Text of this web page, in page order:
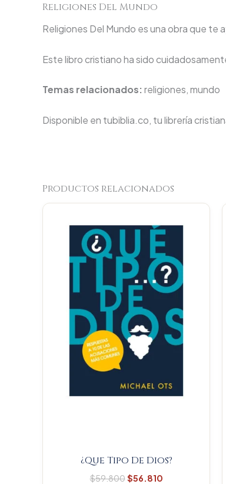
Religiones Del Mundo
Religiones Del Mundo es una obra que te
Este libro cristiano ha sido
Temas relacionados: religiones, mundo
Disponible en tubiblia.co, tu librería
Productos relacionados
¿Que Tipo De Dios?
$59.800
was:
$59.800.
$56.810
is:
$56.810.